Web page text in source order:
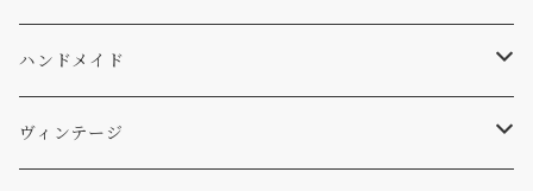
バッグ
パンツ
WEAR
Ten
アメリカ軍払い下げ
エアフレッシュナー
小物
キッチン
スリーピング
サーフ
スキー
ハンドメイド
ステッカー
ヴィンテージ